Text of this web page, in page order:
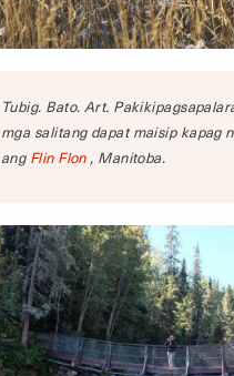
Tubig. Bato. Art.
mga salitang dapat maisip kapag
ang Flin Flon, Manitoba.